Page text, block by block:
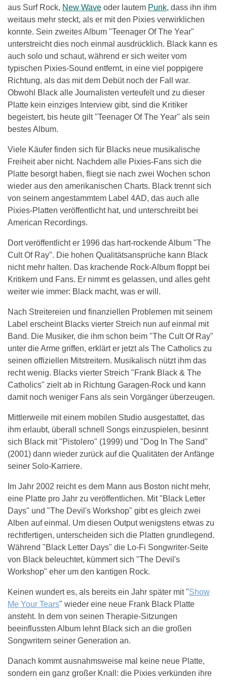
aus Surf Rock, New Wave oder lautem Punk, dass ihn ihm
weitaus mehr steckt, als er mit den Pixies verwirklichen
konnte. Sein zweites Album "Teenager Of The Year"
unterstreicht dies noch einmal ausdrücklich. Black kann es
auch solo und schaut, während er sich weiter vom
typischen Pixies-Sound entfernt, in eine viel poppigere
Richtung, als das mit dem Debüt noch der Fall war.
Obwohl Black alle Journalisten verteufelt und zu dieser
Platte kein einziges Interview gibt, sind die Kritiker
begeistert, bis heute gilt "Teenager Of The Year" als sein
bestes Album.
Viele Käufer finden sich für Blacks neue musikalische
Freiheit aber nicht. Nachdem alle Pixies-Fans sich die
Platte besorgt haben, fliegt sie nach zwei Wochen schon
wieder aus den amerikanischen Charts. Black trennt sich
von seinem angestammtem Label 4AD, das auch alle
Pixies-Platten veröffentlicht hat, und unterschreibt bei
American Recordings.
Dort veröffentlicht er 1996 das hart-rockende Album "The
Cult Of Ray". Die hohen Qualitätsansprüche kann Black
nicht mehr halten. Das krachende Rock-Album floppt bei
Kritikern und Fans. Er nimmt es gelassen, und alles geht
weiter wie immer: Black macht, was er will.
Nach Streitereien und finanziellen Problemen mit seinem
Label erscheint Blacks vierter Streich nun auf einmal mit
Band. Die Musiker, die ihm schon beim "The Cult Of Ray"
unter die Arme griffen, erklärt er jetzt als The Catholics zu
seinen offiziellen Mitstreitern. Musikalisch nützt ihm das
recht wenig. Blacks vierter Streich "Frank Black & The
Catholics" zielt ab in Richtung Garagen-Rock und kann
damit noch weniger Fans als sein Vorgänger überzeugen.
Mittlerweile mit einem mobilen Studio ausgestattet, das
ihm erlaubt, überall schnell Songs einzuspielen, besinnt
sich Black mit "Pistolero" (1999) und "Dog In The Sand"
(2001) dann wieder zurück auf die Qualitäten der Anfänge
seiner Solo-Karriere.
Im Jahr 2002 reicht es dem Mann aus Boston nicht mehr,
eine Platte pro Jahr zu veröffentlichen. Mit "Black Letter
Days" und "The Devil's Workshop" gibt es gleich zwei
Alben auf einmal. Um diesen Output wenigstens etwas zu
rechtfertigen, unterscheiden sich die Platten grundlegend.
Während "Black Letter Days" die Lo-Fi Songwriter-Seite
von Black beleuchtet, kümmert sich "The Devil's
Workshop" eher um den kantigen Rock.
Keinen wundert es, als bereits ein Jahr später mit "Show
Me Your Tears" wieder eine neue Frank Black Platte
ansteht. In dem von seinen Therapie-Sitzungen
beeinflussten Album lehnt Black sich an die großen
Songwritern seiner Generation an.
Danach kommt ausnahmsweise mal keine neue Platte,
sondern ein ganz großer Knall: die Pixies verkünden ihre